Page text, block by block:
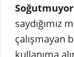
Soğutmuyor
saydığımız
çalışmayan